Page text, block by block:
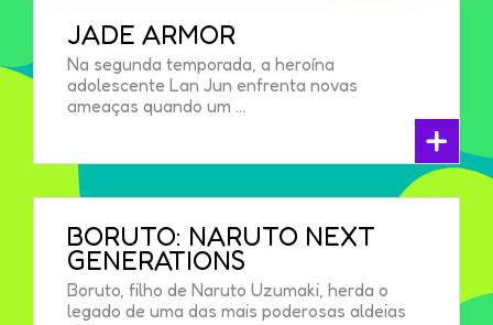
JADE ARMOR
Na segunda temporada, a heroína
adolescente Lan Jun enfrenta novas
ameaças quando um ...
+
BORUTO: NARUTO NEXT
GENERATIONS
Boruto, filho de Naruto Uzumaki, herda o
legado de uma das mais poderosas aldeias